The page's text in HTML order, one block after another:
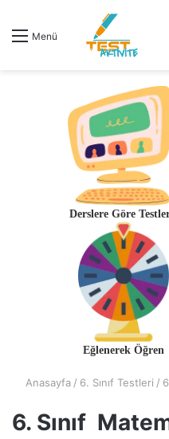
Menü
Derslere Göre
Eğlenerek Öğren
Anasayfa / 6. Sınıf Testleri /
6. Sınıf